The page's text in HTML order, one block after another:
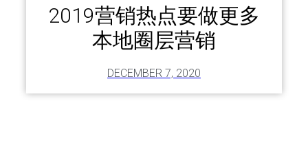
2019营销热点要做更多
本地圈层营销
DECEMBER 7, 2020